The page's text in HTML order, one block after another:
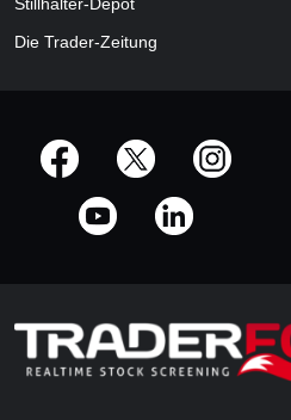
Stillhalter-Depot
Die Trader-Zeitung
offizielle Social Media-Accounts